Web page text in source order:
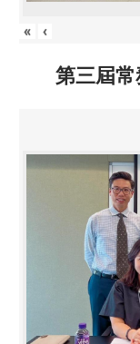
« ‹
第三屆